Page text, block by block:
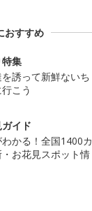
おすすめ
集
誘って新鮮ないち
こう
イド
わかる！全国1400カ
お花見スポット情